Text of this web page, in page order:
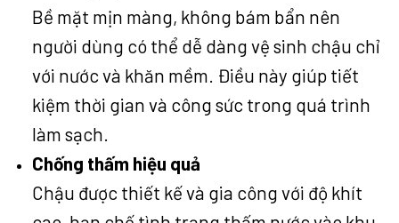
Bề mặt mịn màng, không bám bẩn nên
người dùng có thể dễ dàng vệ sinh chậu chỉ
với nước và khăn mềm. Điều này giúp tiết
kiệm thời gian và công sức trong quá trình
làm sạch.
Chống thấm hiệu quả
Chậu được thiết kế và gia công với độ khít